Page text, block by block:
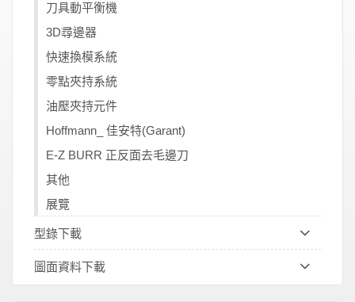
刀具動平衡機
3D尋邊器
快速換模系統
零點夾持系統
油壓夾持元件
Hoffmann_ 佳安特(Garant)
E-Z BURR 正反面去毛邊刀
其他
展覽
型錄下載
圖面資料下載